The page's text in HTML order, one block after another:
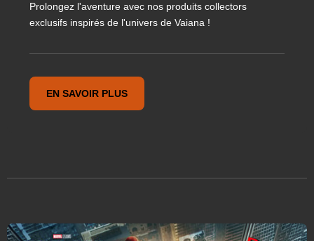
Prolongez l'aventure avec nos produits collectors
exclusifs inspirés de l'univers de Vaiana !
EN SAVOIR PLUS